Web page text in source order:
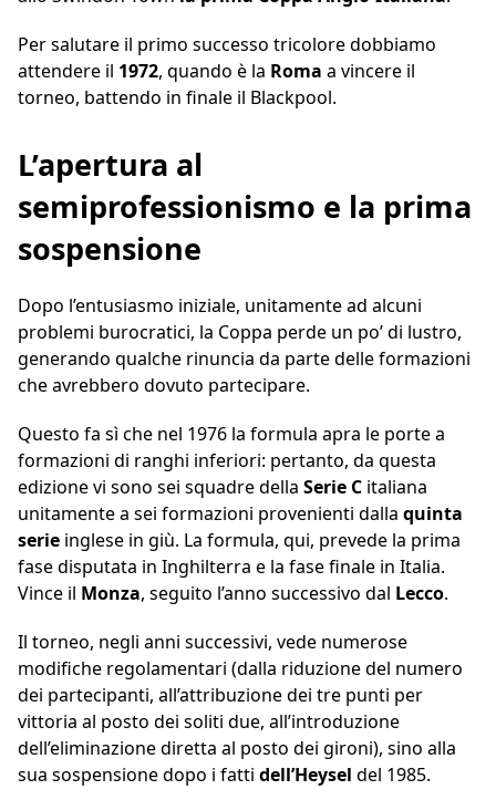
Per salutare il primo successo tricolore dobbiamo
attendere il 1972, quando è la Roma a vincere il
torneo, battendo in finale il Blackpool.
L’apertura al
semiprofessionismo e la prima
sospensione
Dopo l’entusiasmo iniziale, unitamente ad alcuni
problemi burocratici, la Coppa perde un po’ di lustro,
generando qualche rinuncia da parte delle formazioni
che avrebbero dovuto partecipare.
Questo fa sì che nel 1976 la formula apra le porte a
formazioni di ranghi inferiori: pertanto, da questa
edizione vi sono sei squadre della Serie C italiana
unitamente a sei formazioni provenienti dalla quinta
serie inglese in giù. La formula, qui, prevede la prima
fase disputata in Inghilterra e la fase finale in Italia.
Vince il Monza, seguito l’anno successivo dal Lecco.
Il torneo, negli anni successivi, vede numerose
modifiche regolamentari (dalla riduzione del numero
dei partecipanti, all’attribuzione dei tre punti per
vittoria al posto dei soliti due, all’introduzione
dell’eliminazione diretta al posto dei gironi), sino alla
sua sospensione dopo i fatti dell’Heysel del 1985.